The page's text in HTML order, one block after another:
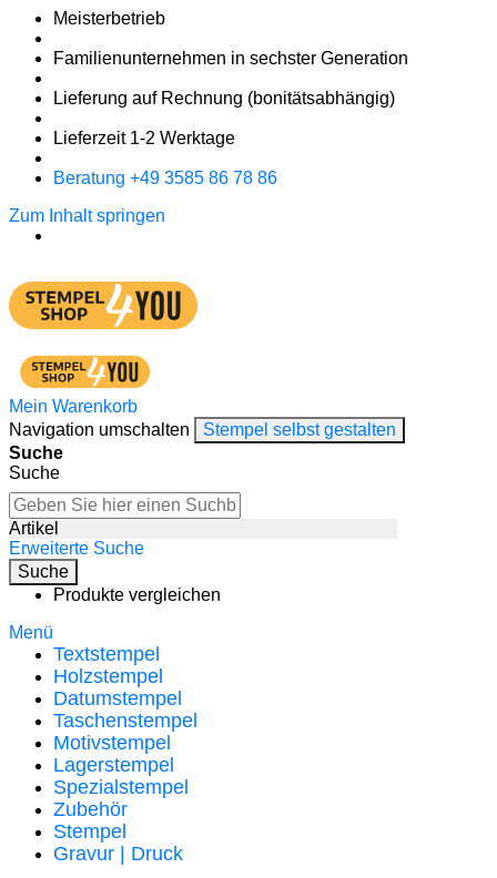
Meister­betrieb
Familien­unter­nehmen in sechster Gene­ration
Lieferung auf Rech­nung (bonitätsabhängig)
Liefer­zeit 1-2 Werk­tage
Bera­tung +49 3585 86 78 86
Zum Inhalt springen
Mein Warenkorb
Navigation umschalten
Stempel selbst gestalten
Suche
Suche
Artikel
Erweiterte Suche
Suche
Produkte vergleichen
Menü
Textstempel
Holzstempel
Datumstempel
Taschenstempel
Motivstempel
Lagerstempel
Spezialstempel
Zubehör
Stempel
Gravur | Druck